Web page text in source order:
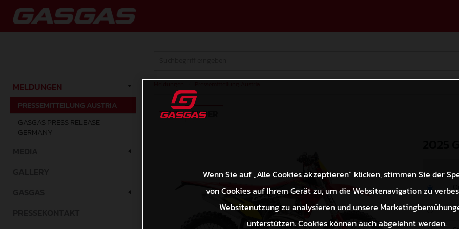
MELDUNGEN
PRESSEMITTEILUNG AUSTRIA
GASGAS PRESS RELEASE
GERMANY
TEXT BILDER
2025
Wenn Sie auf „Alle Cookies akzeptieren“ klicken, stimmen Sie der
von Cookies auf Ihrem Gerät zu, um die Websitenavigation zu
Websitenutzung zu analysieren und unsere
unterstützen. Cookies können auch abgelehnt werden.